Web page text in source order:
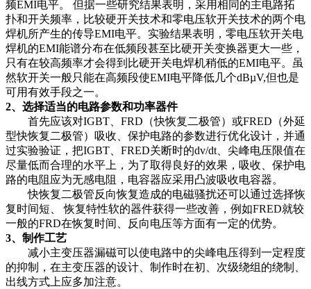
频EMI电平。 但据一些研究结果表明，采用相同的主电路拓
扑和开关频率，比较硬开关技术和零电压软开关技术的两个电
焊机所产生的传导EMI电平。实验结果表明，零电压软开关电
焊机的EMI能谱分布在低频段甚至比硬开关变换器更大一些，
只有在较高频率才会得到比硬开关电焊机稍低的EMI电平。虽
然软开关一般只能在高频段使EMI电平降低几个dBµV,但也是
可用有效手段之一。
2、选择适当的电路参数和功率器件
首先应该对IGBT、FRD（快恢复二极管）或FRED（外延
型快恢复二极管）吸收、保护电路的参数进行优化设计，并通
过实验验证，把IGBT、FRED关断时的dv/dt、尖峰电压限值在
尽量低而合理的水平上，为了取得良好的效果，吸收、保护电
路的电阻应为无感电阻，电容器应采用凸波吸收电容器。
快恢复二极管反向恢复造成的电磁骚扰还可以通过选择恢
复时间短、 恢复特性软的器件获得一些改善，例如FRED就较
一般的FRD在恢复时间、反向电压等方面有一定的优势。
3、制作工艺
减小主变压器漏磁可以使电路中的尖峰电压得到一定程度
的抑制，在主变压器的设计、制作时在初、次级绕组的绕制、
出线方式上应多加注意。